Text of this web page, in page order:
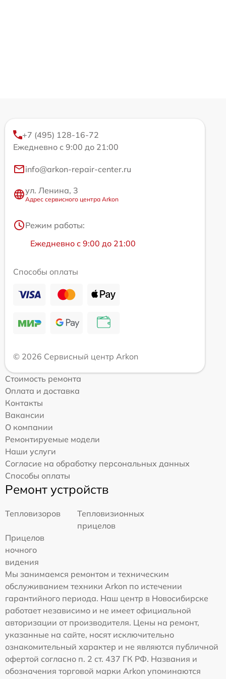
+7 (495) 128-16-72
Ежедневно с 9:00 до 21:00
info@arkon-repair-center.ru
ул. Ленина, 3
Адрес сервисного центра Arkon
Режим работы:
Ежедневно с 9:00 до 21:00
Способы оплаты
© 2026 Сервисный центр Arkon
Стоимость ремонта
Оплата и доставка
Контакты
Вакансии
О компании
Ремонтируемые модели
Наши услуги
Согласие на обработку персональных данных
Способы оплаты
Ремонт устройств
Тепловизоров
Тепловизионных
прицелов
Прицелов
ночного
видения
Мы занимаемся ремонтом и техническим
обслуживанием техники Arkon по истечении
гарантийного периода. Наш центр в Новосибирске
работает независимо и не имеет официальной
авторизации от производителя. Цены на ремонт,
указанные на сайте, носят исключительно
ознакомительный характер и не являются публичной
офертой согласно п. 2 ст. 437 ГК РФ. Названия и
обозначения торговой марки Arkon упоминаются